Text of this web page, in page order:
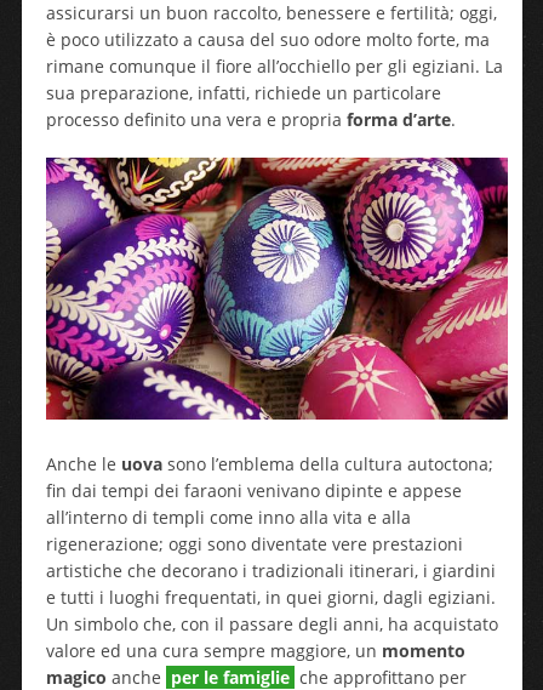
assicurarsi un buon raccolto, benessere e fertilità; oggi,
è poco utilizzato a causa del suo odore molto forte, ma
rimane comunque il fiore all’occhiello per gli egiziani. La
sua preparazione, infatti, richiede un particolare
processo definito una vera e propria forma d’arte.
Anche le uovasono l’emblema della cultura autoctona;
fin dai tempi dei faraoni venivano dipinte e appese
all’interno di templi come inno alla vita e alla
rigenerazione; oggi sono diventate vere prestazioni
artistiche che decorano i tradizionali itinerari, i giardini
e tutti i luoghi frequentati, in quei giorni, dagli egiziani.
Un simbolo che, con il passare degli anni, ha acquistato
valore ed una cura sempre maggiore, un momento
magico anche per le famiglie che approfittano per